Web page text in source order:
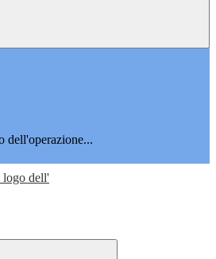
dell'operazione...